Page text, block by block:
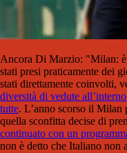
Ancora Di Marzio: "Milan: è
stati presi praticamente dei
stati direttamente coinvolti,
diversità di vedute
tutte. L’anno scorso il Milan
quella sconfitta decise di
continuato con un
non è detto che Italiano non